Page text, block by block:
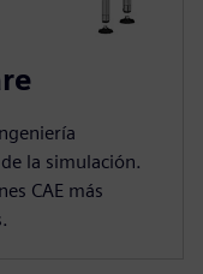
la simulación.
CAE más